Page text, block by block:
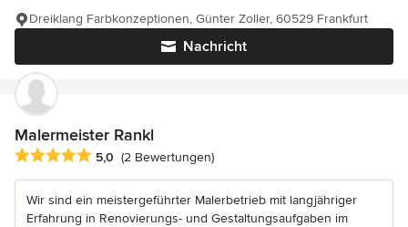
Nachricht
Dreiklang Farbkonzeptionen, Günter Zoller, 60529 Frankfurt
Malermeister Rankl
Durchschnittliche Bewertung: 5 von 5 Sternen
5,0 (2 Bewertungen)
Wir sind ein meistergeführter Malerbetrieb mit langjähriger
Erfahrung in Renovierungs- und Gestaltungsaufgaben im